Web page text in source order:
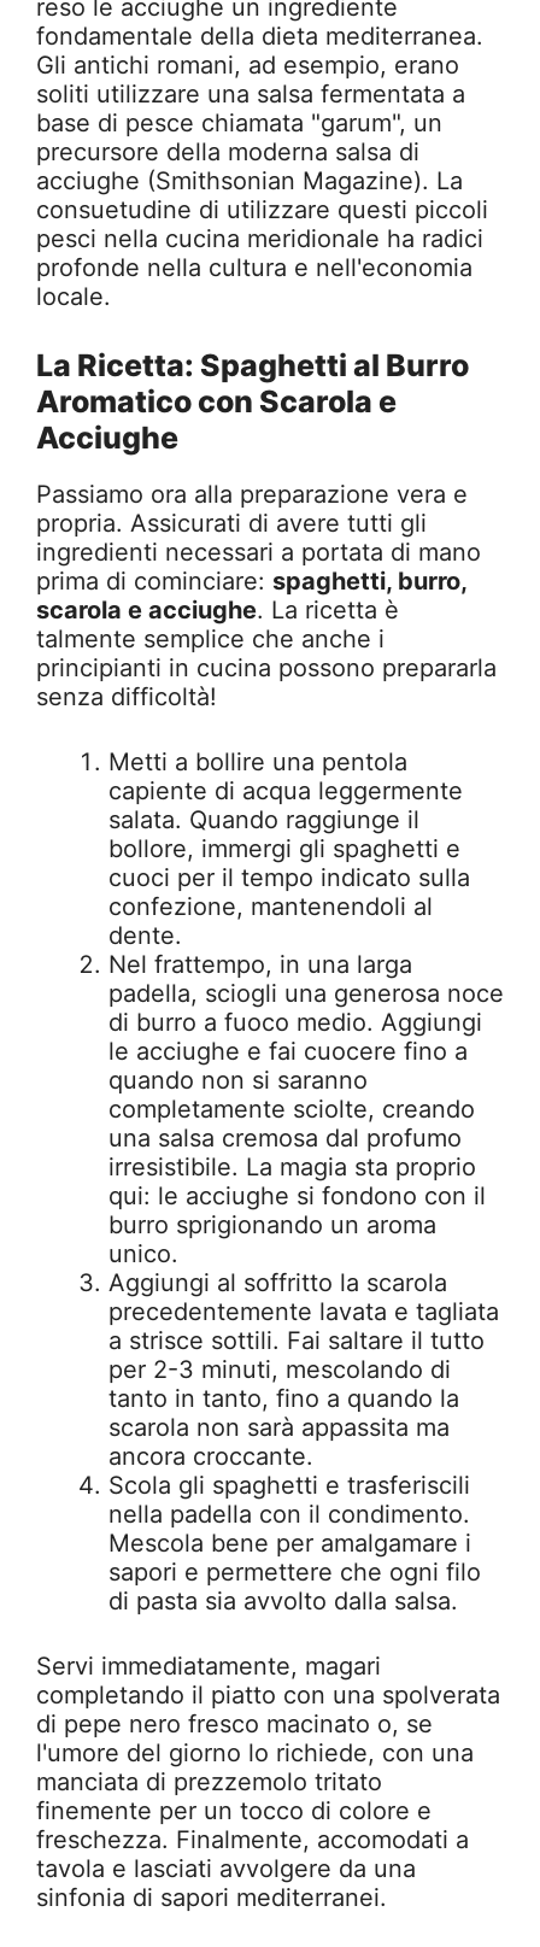
reso le acciughe un ingrediente
fondamentale della dieta mediterranea.
Gli antichi romani, ad esempio, erano
soliti utilizzare una salsa fermentata a
base di pesce chiamata "garum", un
precursore della moderna salsa di
acciughe (Smithsonian Magazine). La
consuetudine di utilizzare questi piccoli
pesci nella cucina meridionale ha radici
profonde nella cultura e nell'economia
locale.
La Ricetta: Spaghetti al Burro
Aromatico con Scarola e
Acciughe
Passiamo ora alla preparazione vera e
propria. Assicurati di avere tutti gli
ingredienti necessari a portata di mano
prima di cominciare: spaghetti, burro,
scarola e acciughe. La ricetta è
talmente semplice che anche i
principianti in cucina possono prepararla
senza difficoltà!
Metti a bollire una pentola
capiente di acqua leggermente
salata. Quando raggiunge il
bollore, immergi gli spaghetti e
cuoci per il tempo indicato sulla
confezione, mantenendoli al
dente.
Nel frattempo, in una larga
padella, sciogli una generosa noce
di burro a fuoco medio. Aggiungi
le acciughe e fai cuocere fino a
quando non si saranno
completamente sciolte, creando
una salsa cremosa dal profumo
irresistibile. La magia sta proprio
qui: le acciughe si fondono con il
burro sprigionando un aroma
unico.
Aggiungi al soffritto la scarola
precedentemente lavata e tagliata
a strisce sottili. Fai saltare il tutto
per 2-3 minuti, mescolando di
tanto in tanto, fino a quando la
scarola non sarà appassita ma
ancora croccante.
Scola gli spaghetti e trasferiscili
nella padella con il condimento.
Mescola bene per amalgamare i
sapori e permettere che ogni filo
di pasta sia avvolto dalla salsa.
Servi immediatamente, magari
completando il piatto con una spolverata
di pepe nero fresco macinato o, se
l'umore del giorno lo richiede, con una
manciata di prezzemolo tritato
finemente per un tocco di colore e
freschezza. Finalmente, accomodati a
tavola e lasciati avvolgere da una
sinfonia di sapori mediterranei.